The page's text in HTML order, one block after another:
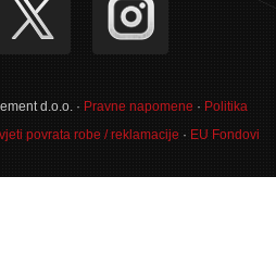
d.o.o. · Pravne napomene · Politika
povrata robe / reklamacije · EU Fondovi